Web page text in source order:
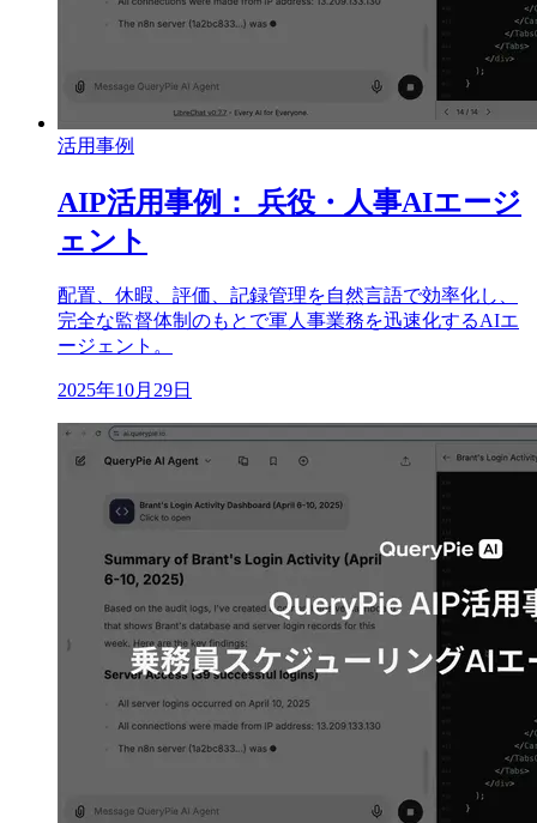
活用事例
AIP活用事例： 兵役・人事AIエージ
ェント
配置、休暇、評価、記録管理を自然言語で効率化し、
完全な監督体制のもとで軍人事業務を迅速化するAIエ
ージェント。
2025年10月29日